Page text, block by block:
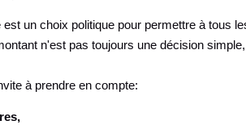
un choix politique pour permettre à tous
n'est pas toujours une décision
à prendre en compte: